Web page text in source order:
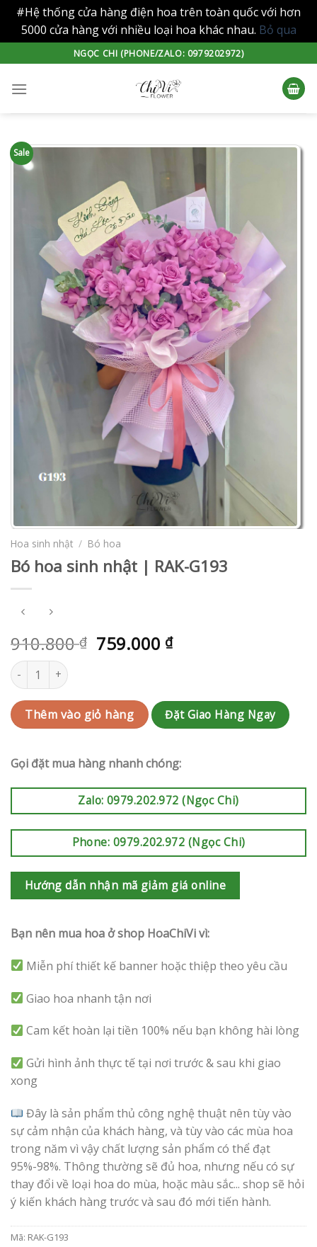
#Hệ thống cửa hàng điện hoa trên toàn quốc với hơn
5000 cửa hàng với nhiều loại hoa khác nhau. Bỏ qua
to
content
NGỌC CHI (PHONE/ZALO: 0979202972)
Sale
Hoa sinh nhật / Bó hoa
Bó hoa sinh nhật | RAK-G193
910.800₫ 759.000 ₫
Bó hoa sinh nhật | RAK-G193 số lượng
Thêm vào giỏ hàng Đặt Giao Hàng Ngay
Gọi đặt mua hàng nhanh chóng:
Zalo: 0979.202.972 (Ngọc Chi)
Phone: 0979.202.972 (Ngọc Chi)
Hướng dẫn nhận mã giảm giá online
Bạn nên mua hoa ở shop HoaChiVi vì:
Miễn phí thiết kế banner hoặc thiệp theo yêu cầu
Giao hoa nhanh tận nơi
Cam kết hoàn lại tiền 100% nếu bạn không hài lòng
Gửi hình ảnh thực tế tại nơi trước & sau khi giao
xong
Đây là sản phẩm thủ công nghệ thuật nên tùy vào
sự cảm nhận của khách hàng, và tùy vào các mùa hoa
trong năm vì vậy chất lượng sản phẩm có thể đạt
95%-98%. Thông thường sẽ đủ hoa, nhưng nếu có sự
thay đổi về loại hoa do mùa, hoặc màu sắc... shop sẽ hỏi
ý kiến khách hàng trước và sau đó mới tiến hành.
Mã: RAK-G193